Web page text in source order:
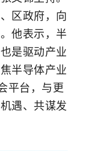
区政府，向
他表示，半
是驱动产业
半导体产业
平台，与更
遇、共谋发